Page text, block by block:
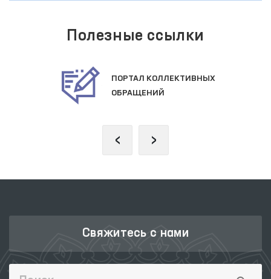
Полезные ссылки
ПОРТАЛ КОЛЛЕКТИВНЫХ
ОБРАЩЕНИЙ
‹ ›
Свяжитесь с нами